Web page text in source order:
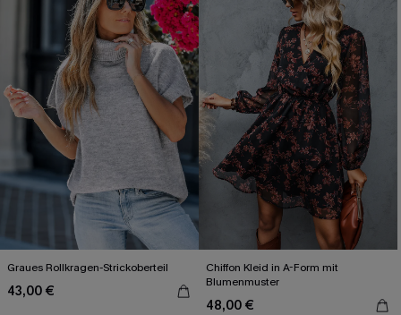
Graues Rollkragen-Strickoberteil
43,00 €
Chiffon Kleid in A-Form mit
Blumenmuster
48,00 €